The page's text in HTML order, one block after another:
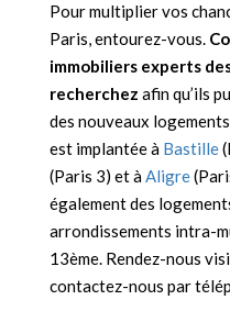
Pour multiplier vos
Paris, entourez-vous.
immobiliers experts
recherchez afin qu’ils
des nouveaux
est implantée à Bastille
(Paris 3) et àAligre
également des
arrondissements intra-
13ème. Rendez-nous
contactez-nous par